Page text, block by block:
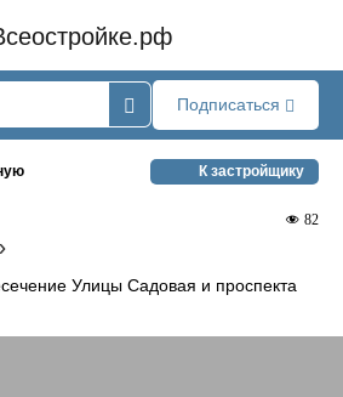
Подписаться
К застройщику
82
Улицы Садовая и проспекта